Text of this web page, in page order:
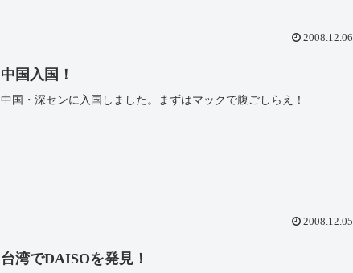
2008.12.06
中国入国！
中国・深センに入国しました。まずはマックで腹ごしらえ！
2008.12.05
台湾でDAISOを発見！